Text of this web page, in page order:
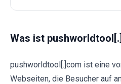
Was ist
pushworldtool[.]com ist eine
Webseiten, die Besucher auf